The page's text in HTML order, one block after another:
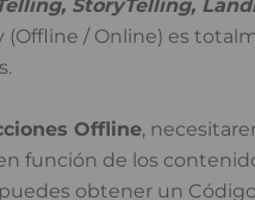
StoryTelling,
(Offline / Online) es
Offline,
función de los
obtener un